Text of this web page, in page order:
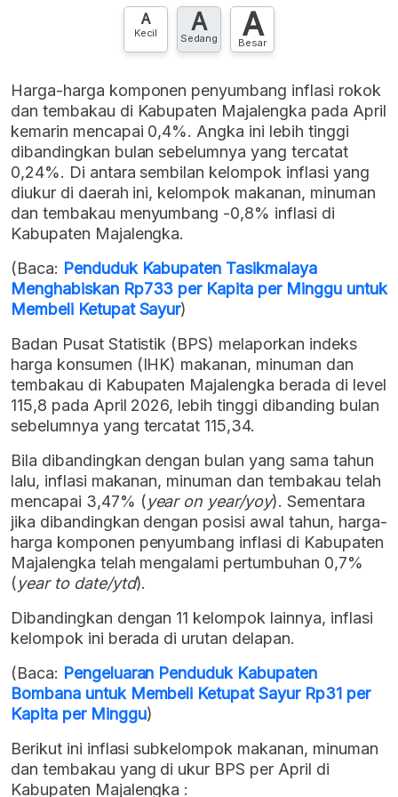
Hubungi sekarang »
A
Kecil A
Sedang A
Besar
Harga-harga komponen penyumbang inflasi rokok
dan tembakau di Kabupaten Majalengka pada April
kemarin mencapai 0,4%. Angka ini lebih tinggi
dibandingkan bulan sebelumnya yang tercatat
0,24%. Di antara sembilan kelompok inflasi yang
diukur di daerah ini, kelompok makanan, minuman
dan tembakau menyumbang -0,8% inflasi di
Kabupaten Majalengka.
(Baca: Penduduk Kabupaten Tasikmalaya
Menghabiskan Rp733 per Kapita per Minggu untuk
Membeli Ketupat Sayur)
Badan Pusat Statistik (BPS) melaporkan indeks
harga konsumen (IHK) makanan, minuman dan
tembakau di Kabupaten Majalengka berada di level
115,8 pada April 2026, lebih tinggi dibanding bulan
sebelumnya yang tercatat 115,34.
Bila dibandingkan dengan bulan yang sama tahun
lalu, inflasi makanan, minuman dan tembakau telah
mencapai 3,47% (year on year/yoy). Sementara
jika dibandingkan dengan posisi awal tahun, harga-
harga komponen penyumbang inflasi di Kabupaten
Majalengka telah mengalami pertumbuhan 0,7%
(year to date/ytd).
Dibandingkan dengan 11 kelompok lainnya, inflasi
kelompok ini berada di urutan delapan.
(Baca: Pengeluaran Penduduk Kabupaten
Bombana untuk Membeli Ketupat Sayur Rp31 per
Kapita per Minggu)
Berikut ini inflasi subkelompok makanan, minuman
dan tembakau yang di ukur BPS per April di
Kabupaten Majalengka :